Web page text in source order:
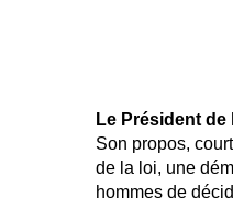
Le Président de
Son propos,
de la loi, une
hommes de